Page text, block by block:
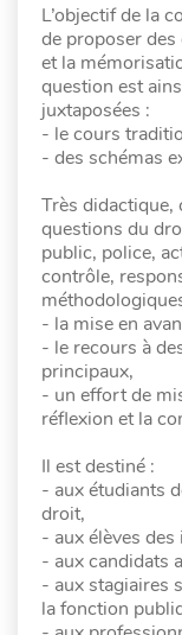
L’objectif de la
de proposer
et la
question est
juxtaposées :
- le cours
- des schémas
Très didactique,
questions du
public, police,
contrôle,
- la mise en
- le recours à
principaux,
- un effort de
réflexion et la
Il est destiné :
- aux étudiants
droit,
- aux élèves
- aux candidats
- aux stagiaires
la fonction